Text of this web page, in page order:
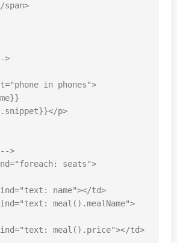
span>
>
="phone in phones">
</p>
>
="foreach: seats">
="text: name"></td>
="text: meal().mealName">
="text: meal().price"></td>